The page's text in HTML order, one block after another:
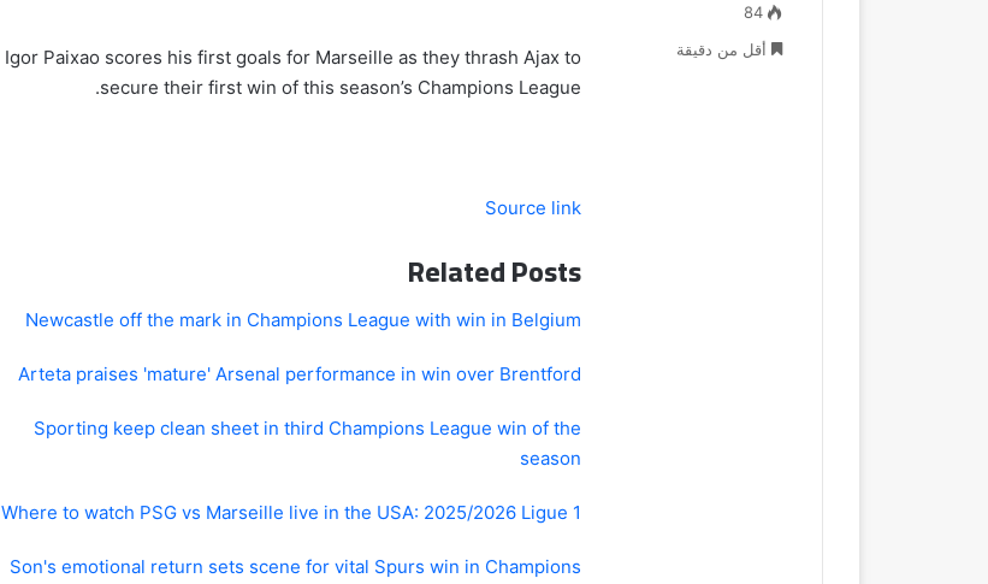
Igor Paixao scores his first goals for Marseille as they thrash Ajax to
secure their first win of this season’s Champions League.
Source link
Related Posts
Newcastle off the mark in Champions League with win in Belgium
Arteta praises 'mature' Arsenal performance in win over Brentford
Sporting keep clean sheet in third Champions League win of the
season
Where to watch PSG vs Marseille live in the USA: 2025/2026 Ligue 1
Son's emotional return sets scene for vital Spurs win in Champions
84
أقل من دقيقة